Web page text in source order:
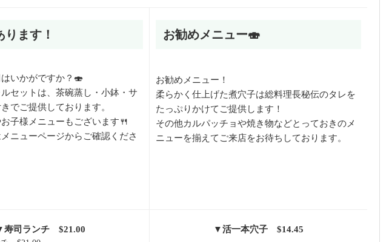
ります！
いかがですか？🍣
セットは、茶碗蒸し・小鉢・サ
でご提供しております。
子様メニューもございます🍴
ニューページからご確認くださ
お勧めメニュー🍣
お勧めメニュー！
柔らかく仕上げた煮穴子は総料理長秘伝のタレを
たっぷりかけてご提供します！
その他カルパッチョや焼き物などとっておきのメ
ニューを揃えてご来店をお待ちしております。
寿司ランチ $21.00 ▼活一本穴子 $14.45